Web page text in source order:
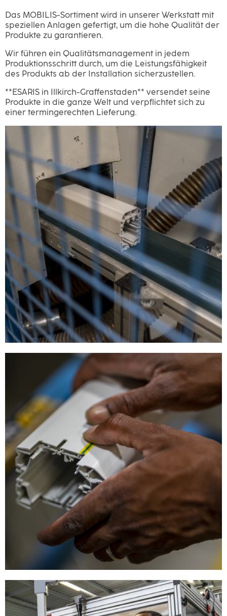
Das MOBILIS-Sortiment wird in unserer Werkstatt mit
speziellen Anlagen gefertigt, um die hohe Qualität der
Produkte zu garantieren.
Wir führen ein Qualitätsmanagement in jedem
Produktionsschritt durch, um die Leistungsfähigkeit
des Produkts ab der Installation sicherzustellen.
**ESARIS in Illkirch-Graffenstaden** versendet seine
Produkte in die ganze Welt und verpflichtet sich zu
einer termingerechten Lieferung.